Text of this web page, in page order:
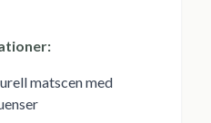
matscen med